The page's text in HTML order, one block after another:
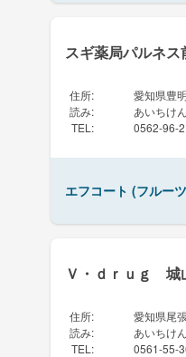
スギ薬局パルネス
住所:
愛知県豊
読み:
あいちけ
TEL : 0562-96-
エフコート (フルー
Ｖ・ｄｒｕｇ 城
住所:
愛知県尾
読み:
あいちけ
TEL : 0561-55-